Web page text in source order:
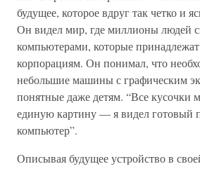
будущее, которое вдруг так четко и
Он видел мир, где миллионы людей
компьютерами, которые
корпорациям. Он понимал, что
небольшие машины с графическим
понятные даже детям. “Все кусочки
единую картину — я видел готовый
компьютер”.
Описывая будущее устройство в